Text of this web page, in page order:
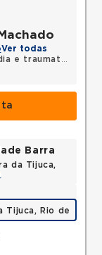
Ver todas
traumatologia
Barra
da Tijuca,
Tijuca, Rio de